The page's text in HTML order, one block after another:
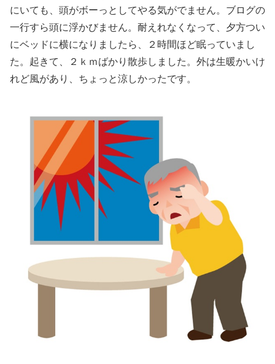
にいても、頭がボーっとしてやる気がでません。ブログの
一行すら頭に浮かびません。耐えれなくなって、夕方つい
にベッドに横になりましたら、２時間ほど眠っていまし
た。起きて、２ｋｍばかり散歩しました。外は生暖かいけ
れど風があり、ちょっと涼しかったです。